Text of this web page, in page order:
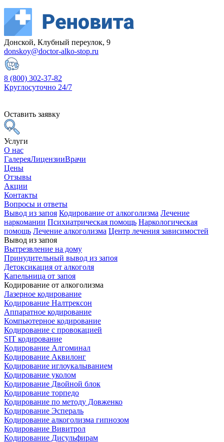
Донской, Клубный переулок, 9
donskoy@doctor-alko-stop.ru
8 (800) 302-37-82
Круглосуточно 24/7
Оставить заявку
Услуги
О нас
ГалереяЛицензииВрачи
Цены
Отзывы
Акции
Контакты
Вопросы и ответы
Вывод из запоя Кодирование от алкоголизма Лечение
наркомании Психиатрическая помощь Наркологическая
помощь Лечение алкоголизма Центр лечения зависимостей
Вывод из запоя
Вытрезвление на дому
Принудительный вывод из запоя
Детоксикация от алкоголя
Капельница от запоя
Кодирование от алкоголизма
Лазерное кодирование
Кодирование Налтрексон
Аппаратное кодирование
Компьютерное кодирование
Кодирование с провокацией
SIT кодирование
Кодирование Алгоминал
Кодирование Аквилонг
Кодирование иглоукалыванием
Кодирование уколом
Кодирование Двойной блок
Кодирование торпедо
Кодирование по методу Довженко
Кодирование Эспераль
Кодирование алкоголизма гипнозом
Кодирование Вивитрол
Кодирование Дисульфирам